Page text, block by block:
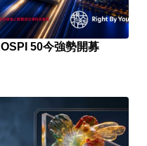
50今強勢開募